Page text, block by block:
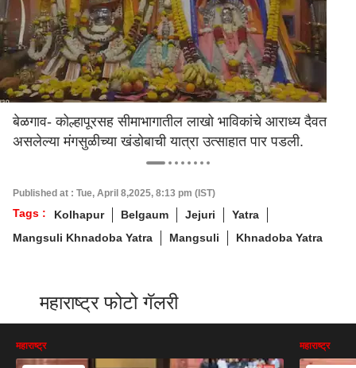
बेळगाव- कोल्हापूरसह सीमाभागातील लाखो भाविकांचे आराध्य दैवत
असलेल्या मंगसुळीच्या खंडोबाची यात्रा उत्साहात पार पडली.
Published at : Tue, April 8,2025, 8:13 pm (IST)
Tags : Kolhapur Belgaum Jejuri
Yatra
Mangsuli Khnadoba Yatra
Mangsuli Khnadoba Yatra
महाराष्ट्र फोटो गॅलरी
महाराष्ट्र महाराष्ट्र